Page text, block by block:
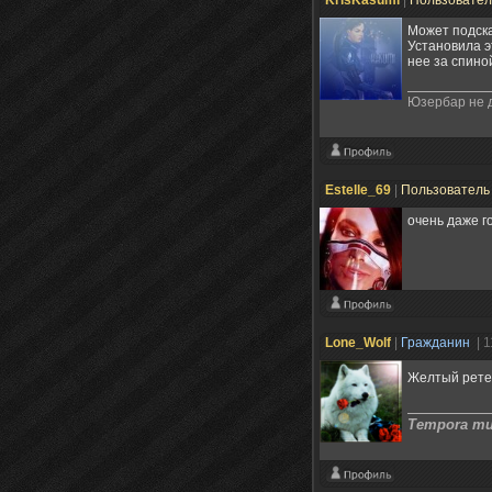
Может
Установила
нее за
Юзербар не
Estelle_69
Пользователь
очень даже
Lone_Wolf Гражданин |
Желтый
Tempora